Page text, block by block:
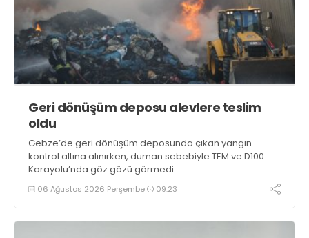
Geri dönüşüm deposu alevlere teslim
oldu
Gebze’de geri dönüşüm deposunda çıkan yangın
kontrol altına alınırken, duman sebebiyle TEM ve D100
Karayolu’nda göz gözü görmedi
06 Ağustos 2026 Perşembe 09:23